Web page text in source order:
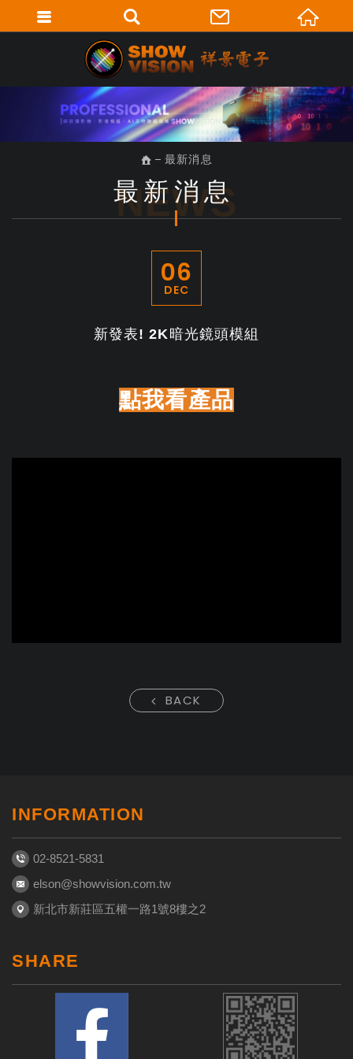
最新消息
最新消息
NEWS
06
DEC
新發表! 2K暗光鏡頭模組
點我看產品
BACK
INFORMATION
02-8521-5831
elson@showvision.com.tw
新北市新莊區五權一路1號8樓之2
SHARE